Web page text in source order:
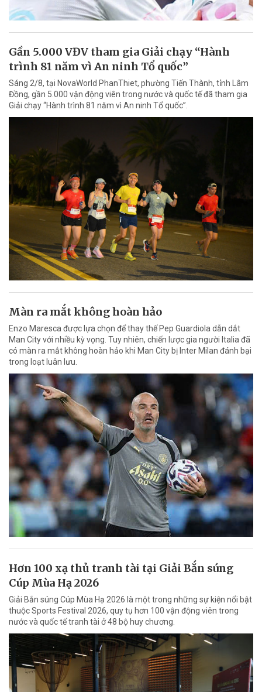
Gần 5.000 VĐV tham gia Giải chạy “Hành
trình 81 năm vì An ninh Tổ quốc”
Sáng 2/8, tại NovaWorld PhanThiet, phường Tiến Thành, tỉnh Lâm
Đồng, gần 5.000 vận động viên trong nước và quốc tế đã tham gia
Giải chạy “Hành trình 81 năm vì An ninh Tổ quốc”.
Màn ra mắt không hoàn hảo
Enzo Maresca được lựa chọn để thay thế Pep Guardiola dẫn dắt
Man City với nhiều kỳ vọng. Tuy nhiên, chiến lược gia người Italia đã
có màn ra mắt không hoàn hảo khi Man City bị Inter Milan đánh bại
trong loạt luân lưu.
Hơn 100 xạ thủ tranh tài tại Giải Bắn súng
Cúp Mùa Hạ 2026
Giải Bắn súng Cúp Mùa Hạ 2026 là một trong những sự kiện nổi bật
thuộc Sports Festival 2026, quy tụ hơn 100 vận động viên trong
nước và quốc tế tranh tài ở 48 bộ huy chương.